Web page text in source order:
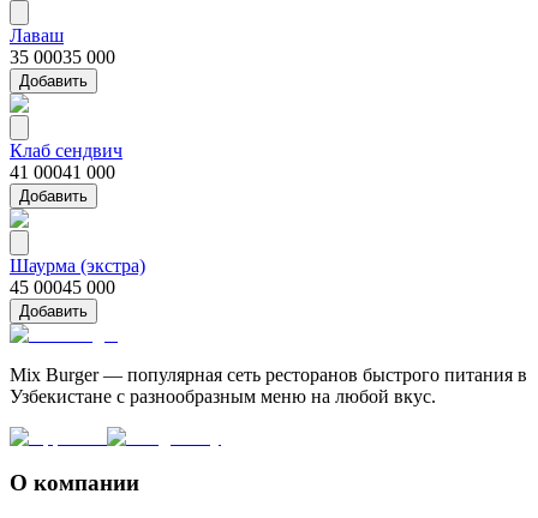
Лаваш
35 00035 000
Добавить
Клаб сендвич
41 00041 000
Добавить
Шаурма (экстра)
45 00045 000
Добавить
Mix Burger — популярная сеть ресторанов быстрого питания в
Узбекистане с разнообразным меню на любой вкус.
О компании